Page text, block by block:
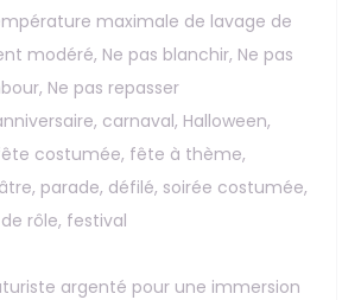
maximale de lavage de
modéré, Ne pas blanchir, Ne pas
Ne pas repasser
carnaval, Halloween,
costumée, fête à thème,
parade, défilé, soirée costumée,
rôle, festival
argenté pour une immersion